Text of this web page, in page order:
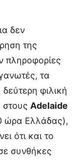
δεν
της
τα
δεύτερη φιλική
στους Adelaide
ώρα Ελλάδας),
ότι και το
συνθήκες